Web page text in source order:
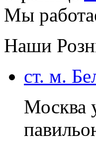
Мы
Наши
ст. м.
Москва